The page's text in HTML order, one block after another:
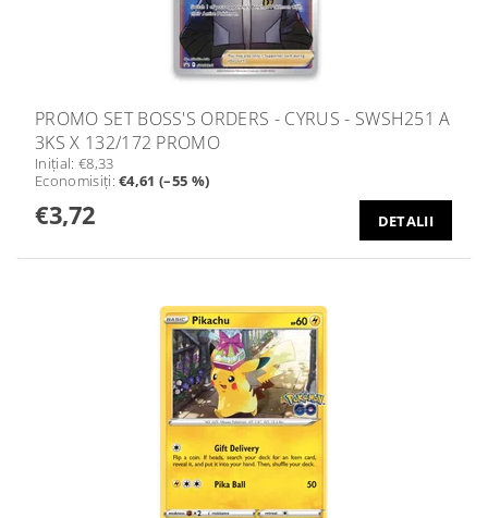
PROMO SET BOSS'S ORDERS - CYRUS - SWSH251 A
3KS X 132/172 PROMO
Iniţial: €8,33
Economisiţi:€4,61 (–55 %)
€3,72 DETALII